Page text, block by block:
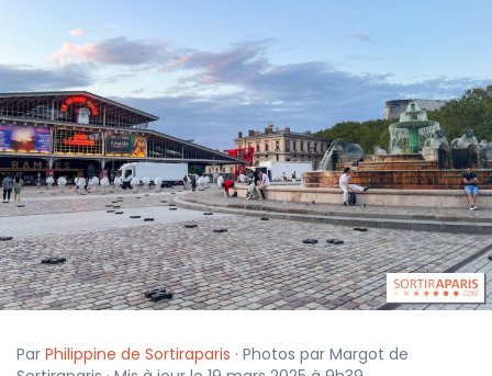
Par Philippine de Sortiraparis · Photos par Margot de